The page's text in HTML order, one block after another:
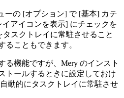
ーの [オプション] で [基本] カテ
アイコンを表示] にチェックを
タスクトレイに常駐させること
ることもできます。
る機能ですが、Mery のインスト
トールするときに設定しておけ
動的にタスクトレイに常駐させ